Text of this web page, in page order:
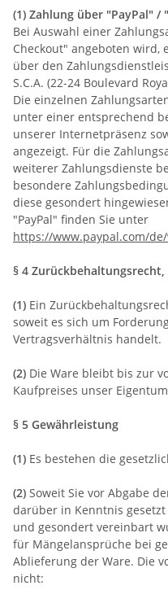
(1) Zahlung über "PayPal" /
Bei Auswahl einer
Checkout" angeboten wird,
über den
S.C.A. (22-24 Boulevard
Die einzelnen
unter einer entsprechend
unserer Internetpräsenz
angezeigt. Für die
weiterer Zahlungsdienste
besondere
diese gesondert
"PayPal" finden Sie unter
https://www.paypal.com/
§ 4 Zurückbehaltungsrecht
(1) Ein
soweit es sich um
Vertragsverhältnis handelt.
(2) Die Ware bleibt bis zur
Kaufpreises unser
§ 5 Gewährleistung
(1) Es bestehen die
(2) Soweit Sie vor Abgabe
darüber in Kenntnis
und gesondert vereinbart
für Mängelansprüche bei
Ablieferung der Ware. Die
nicht: